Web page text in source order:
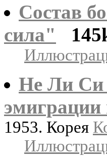
Состав
сила"
Не Ли Си
эмиграции
1953. Корея